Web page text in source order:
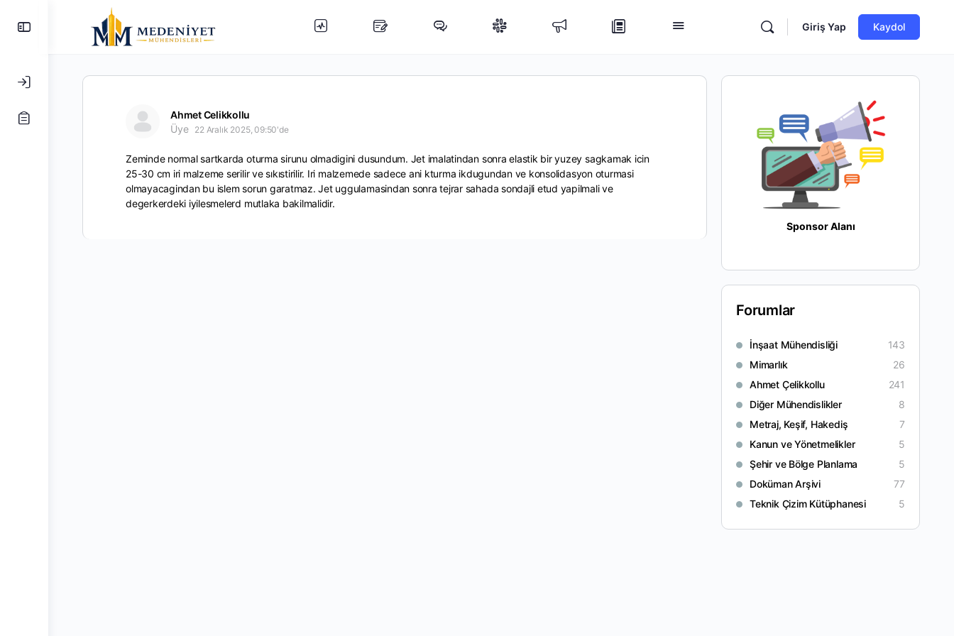
Giriş Yap Kaydol
Ahmet Celikkollu
Üye
22 Aralık 2025, 09:50'de
Zeminde normal sartkarda oturma sirunu olmadigini dusundum. Jet imalatindan sonra elastik bir yuzey sagkamak icin
25-30 cm iri malzeme serilir ve sıkıstirilir. Iri malzemede sadece ani kturma ikdugundan ve konsolidasyon oturmasi
olmayacagindan bu islem sorun garatmaz. Jet uggulamasindan sonra tejrar sahada sondajli etud yapilmali ve
degerkerdeki iyilesmelerd mutlaka bakilmalidir.
Sponsor Alanı
Forumlar
İnşaat Mühendisliği
143
Mimarlık
26
Ahmet Çelikkollu
241
Diğer Mühendislikler
8
Metraj, Keşif, Hakediş
7
Kanun ve Yönetmelikler
5
Şehir ve Bölge Planlama
5
Doküman Arşivi
77
Teknik Çizim Kütüphanesi
5